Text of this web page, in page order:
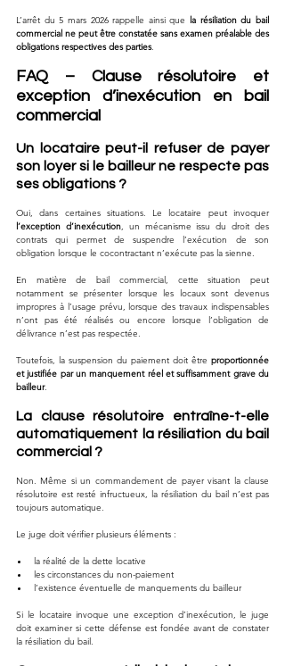
L’arrêt du 5 mars 2026 rappelle ainsi que la résiliation du bail
commercial ne peut être constatée sans examen préalable des
obligations respectives des parties.
FAQ – Clause résolutoire et
exception d’inexécution en bail
commercial
Un locataire peut-il refuser de payer
son loyer si le bailleur ne respecte pas
ses obligations ?
Oui, dans certaines situations. Le locataire peut invoquer
l’exception d’inexécution, un mécanisme issu du droit des
contrats qui permet de suspendre l’exécution de son
obligation lorsque le cocontractant n’exécute pas la sienne.
En matière de bail commercial, cette situation peut
notamment se présenter lorsque les locaux sont devenus
impropres à l’usage prévu, lorsque des travaux indispensables
n’ont pas été réalisés ou encore lorsque l’obligation de
délivrance n’est pas respectée.
Toutefois, la suspension du paiement doit être proportionnée
et justifiée par un manquement réel et suffisamment grave du
bailleur.
La clause résolutoire entraîne-t-elle
automatiquement la résiliation du bail
commercial ?
Non. Même si un commandement de payer visant la clause
résolutoire est resté infructueux, la résiliation du bail n’est pas
toujours automatique.
Le juge doit vérifier plusieurs éléments :
la réalité de la dette locative
les circonstances du non-paiement
l’existence éventuelle de manquements du bailleur
Si le locataire invoque une exception d’inexécution, le juge
doit examiner si cette défense est fondée avant de constater
la résiliation du bail.